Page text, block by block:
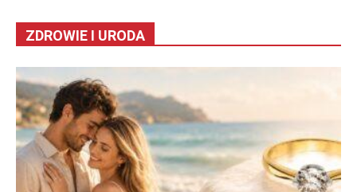
ZDROWIE I URODA